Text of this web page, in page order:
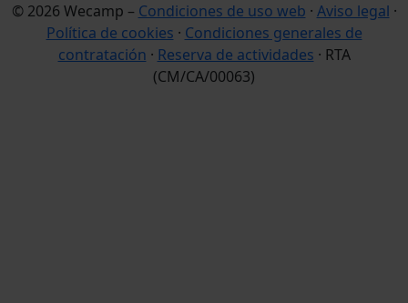
© 2026 Wecamp – Condiciones de uso web · Aviso legal ·
Política de cookies · Condiciones generales de
contratación · Reserva de actividades · RTA
(CM/CA/00063)